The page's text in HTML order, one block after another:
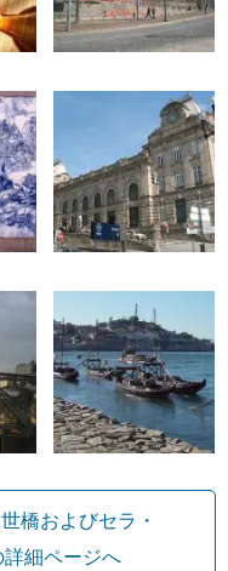
橋およびセラ・
詳細ページへ